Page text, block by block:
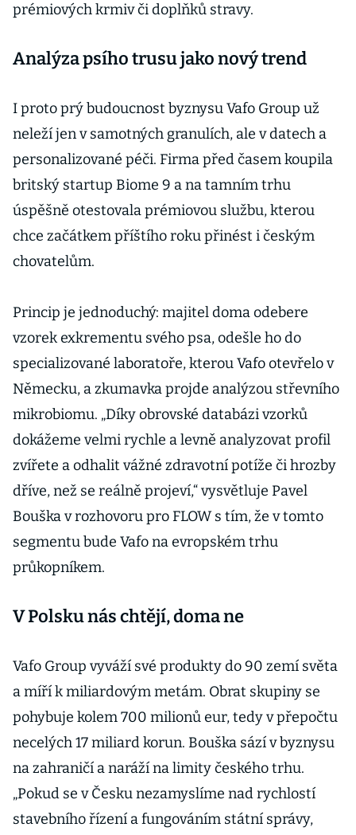
prémiových krmiv či doplňků stravy.
Analýza psího trusu jako nový trend
I proto prý budoucnost byznysu Vafo Group už
neleží jen v samotných granulích, ale v datech a
personalizované péči. Firma před časem koupila
britský startup Biome 9 a na tamním trhu
úspěšně otestovala prémiovou službu, kterou
chce začátkem příštího roku přinést i českým
chovatelům.
Princip je jednoduchý: majitel doma odebere
vzorek exkrementu svého psa, odešle ho do
specializované laboratoře, kterou Vafo otevřelo v
Německu, a zkumavka projde analýzou střevního
mikrobiomu. „Díky obrovské databázi vzorků
dokážeme velmi rychle a levně analyzovat profil
zvířete a odhalit vážné zdravotní potíže či hrozby
dříve, než se reálně projeví,“ vysvětluje Pavel
Bouška v rozhovoru pro FLOW s tím, že v tomto
segmentu bude Vafo na evropském trhu
průkopníkem.
V Polsku nás chtějí, doma ne
Vafo Group vyváží své produkty do 90 zemí světa
a míří k miliardovým metám. Obrat skupiny se
pohybuje kolem 700 milionů eur, tedy v přepočtu
necelých 17 miliard korun. Bouška sází v byznysu
na zahraničí a naráží na limity českého trhu.
„Pokud se v Česku nezamyslíme nad rychlostí
stavebního řízení a fungováním státní správy,